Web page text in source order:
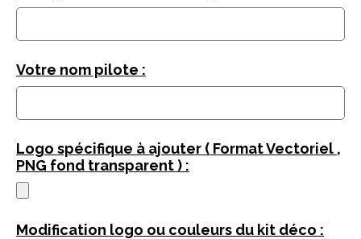
Votre nom pilote :
Logo spécifique à ajouter ( Format Vectoriel ,
PNG fond transparent ) :
Modification logo ou couleurs du kit déco :